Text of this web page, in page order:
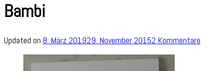
Bambi
Updated on 8. März 201929. November 20152 Kommentare